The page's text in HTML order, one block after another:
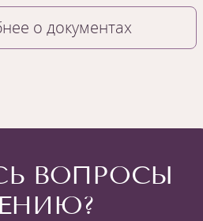
о документах
ВОПРОСЫ